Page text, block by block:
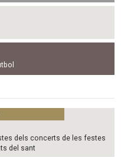
dels concerts de les festes
del sant